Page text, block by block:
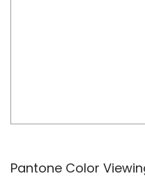
Pantone Color